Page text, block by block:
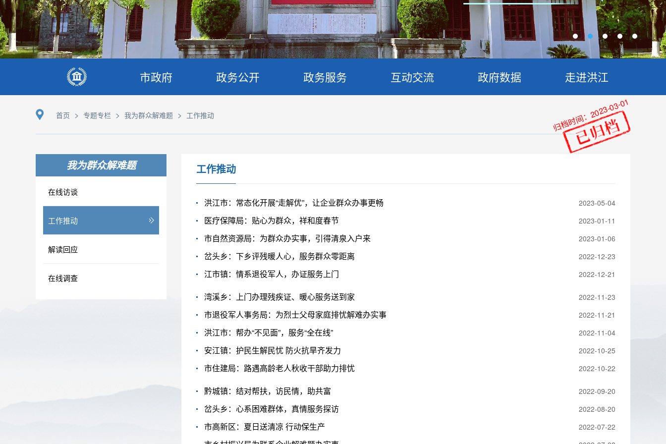
市政府 政务公开 政务服务 互动交流 政府数据 走进洪江
首页 > 专题专栏 > 我为群众解难题 > 工作推动
我为群众解难题
在线访谈
工作推动
解读回应
在线调查
工作推动
洪江市：常态化开展“走解优”，让企业群众办事更畅 2023-05-04
医疗保障局：贴心为群众，祥和度春节 2023-01-11
市自然资源局：为群众办实事，引得清泉入户来 2023-01-06
岔头乡：下乡评残暖人心，服务群众零距离 2022-12-23
江市镇：情系退役军人，办证服务上门 2022-12-21
湾溪乡：上门办理残疾证、暖心服务送到家 2022-11-23
市退役军人事务局：为烈士父母家庭排忧解难办实事 2022-11-21
洪江市：帮办“不见面”，服务“全在线” 2022-11-04
安江镇：护民生解民忧 防火抗旱齐发力 2022-10-25
市住建局：路遇高龄老人秋收干部助力排忧 2022-10-22
黔城镇：结对帮扶，访民情，助共富 2022-09-20
岔头乡：心系困难群体，真情服务探访 2022-08-20
市高新区：夏日送清凉 行动保生产 2022-07-22
归档时间：2023-03-01